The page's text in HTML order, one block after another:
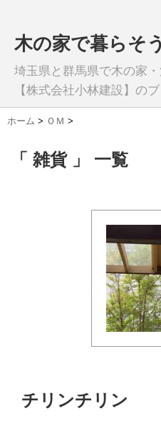
木の家で暮らそう
埼玉県と群馬県で木の家
【株式会社小林建設】の
ホーム > ＯＭ >
「 雑貨 」 一覧
チリンチリン